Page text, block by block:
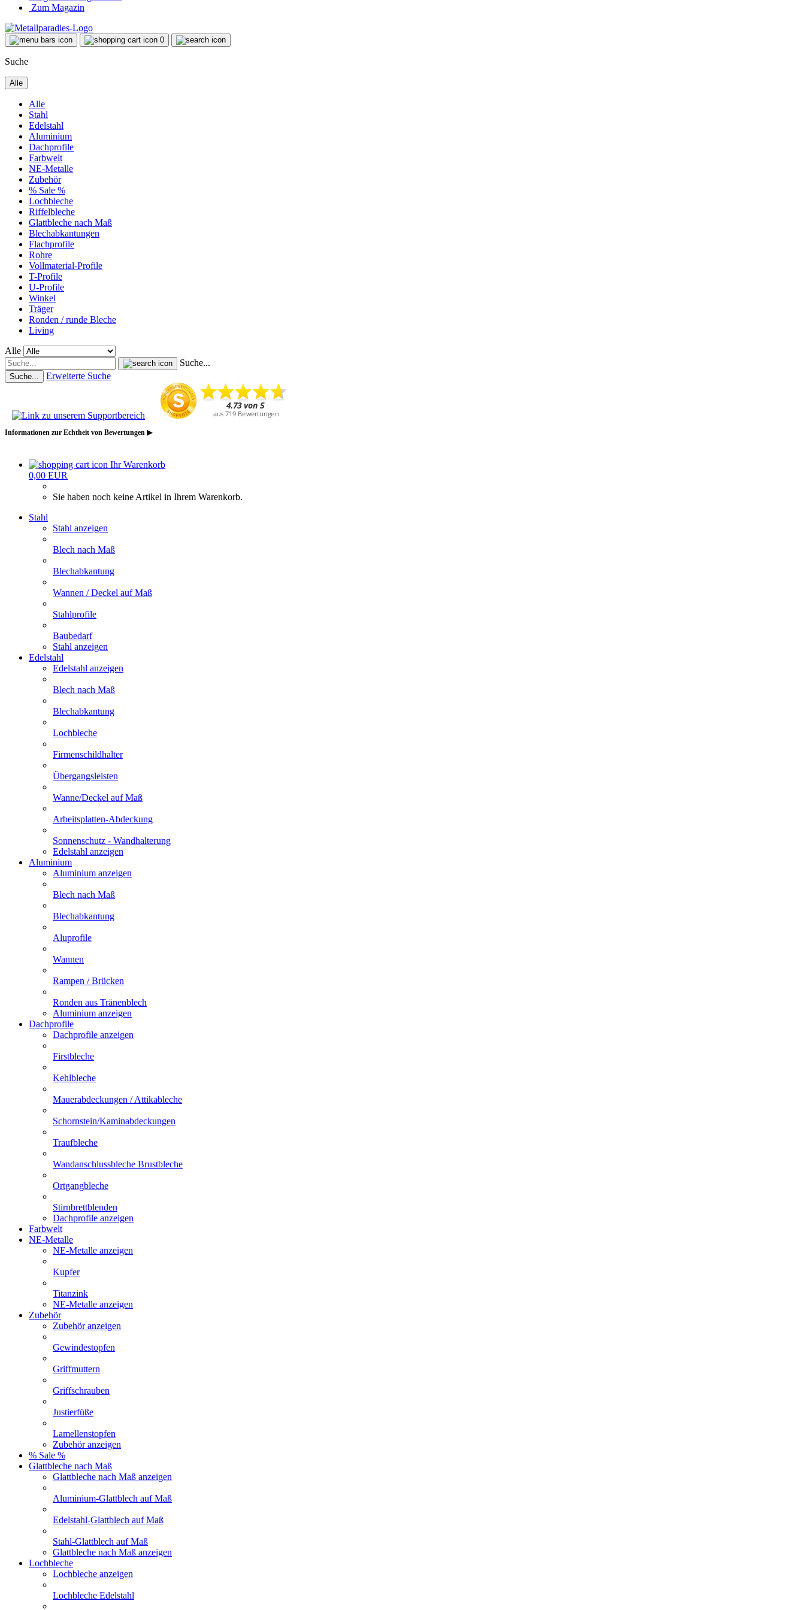
Zum Magazin
0
Suche
Alle
Alle
Stahl
Edelstahl
Aluminium
Dachprofile
Farbwelt
NE-Metalle
Zubehör
% Sale %
Lochbleche
Riffelbleche
Glattbleche nach Maß
Blechabkantungen
Flachprofile
Rohre
Vollmaterial-Profile
T-Profile
U-Profile
Winkel
Träger
Ronden / runde Bleche
Living
Alle
Suche...
Suche... Erweiterte Suche
Informationen zur Echtheit von Bewertungen ▶
Ihr Warenkorb
0,00 EUR
Sie haben noch keine Artikel in Ihrem Warenkorb.
Stahl
Stahl anzeigen
Blech nach Maß
Blechabkantung
Wannen / Deckel auf Maß
Stahlprofile
Baubedarf
Stahl anzeigen
Edelstahl
Edelstahl anzeigen
Blech nach Maß
Blechabkantung
Lochbleche
Firmenschildhalter
Übergangsleisten
Wanne/Deckel auf Maß
Arbeitsplatten-Abdeckung
Sonnenschutz - Wandhalterung
Edelstahl anzeigen
Aluminium
Aluminium anzeigen
Blech nach Maß
Blechabkantung
Aluprofile
Wannen
Rampen / Brücken
Ronden aus Tränenblech
Aluminium anzeigen
Dachprofile
Dachprofile anzeigen
Firstbleche
Kehlbleche
Mauerabdeckungen / Attikableche
Schornstein/Kaminabdeckungen
Traufbleche
Wandanschlussbleche Brustbleche
Ortgangbleche
Stirnbrettblenden
Dachprofile anzeigen
Farbwelt
NE-Metalle
NE-Metalle anzeigen
Kupfer
Titanzink
NE-Metalle anzeigen
Zubehör
Zubehör anzeigen
Gewindestopfen
Griffmuttern
Griffschrauben
Justierfüße
Lamellenstopfen
Zubehör anzeigen
% Sale %
Glattbleche nach Maß
Glattbleche nach Maß anzeigen
Aluminium-Glattblech auf Maß
Edelstahl-Glattblech auf Maß
Stahl-Glattblech auf Maß
Glattbleche nach Maß anzeigen
Lochbleche
Lochbleche anzeigen
Lochbleche Edelstahl